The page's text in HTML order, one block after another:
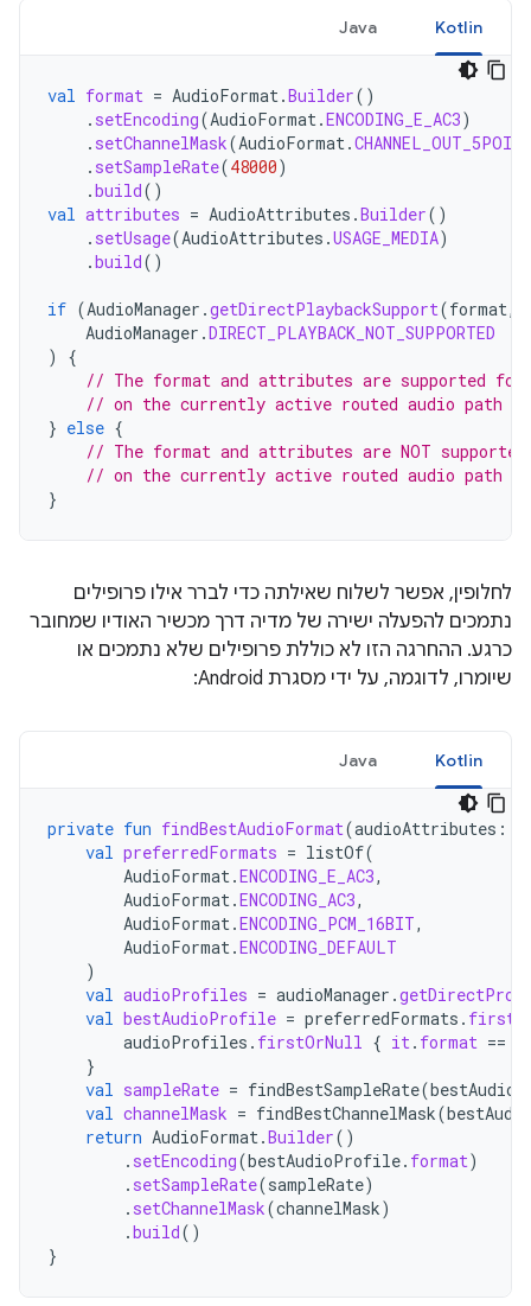
Kotlin
Java
val format = AudioFormat.Builder()
. setEncoding(AudioFormat.ENCODING_E_AC3)
. setChannelMask(AudioFormat.
. setSampleRate(48000)
.build()
val attributes = AudioAttributes .Builder()
. setUsage(AudioAttributes .USAGE_MEDIA)
.build()
if (AudioManager .getDirectPlaybackSupport(format,
AudioManager .DIRECT_PLAYBACK_NOT_SUPPORTED
)
{
// The format and attributes are supported for
// on the currently active routed audio path
} else {
// The format and attributes are NOT
// on the currently active routed audio path
}
לחלופין, אפשר לשלוח שאילתה כדי לברר אילו פרופילים
נתמכים להפעלה ישירה של מדיה דרך מכשיר האודיו שמחובר
כרגע. ההחרגה הזו לא כוללת פרופילים שלא נתמכים או
שיומרו, לדוגמה, על ידי מסגרת Android:
Kotlin
Java
private fun findBestAudioFormat(audioAttributes :
val preferredFormats = listOf(
AudioFormat.ENCODING_E_AC3,
AudioFormat.ENCODING_AC3,
AudioFormat.ENCODING_PCM_16BIT,
AudioFormat.ENCODING_DEFAULT
)
val audioProfiles = audioManager .
val bestAudioProfile = preferredFormats .
audioProfiles . firstOrNull { it. format ==
}
val sampleRate = findBestSampleRate(
val channelMask = findBestChannelMask(
return AudioFormat.Builder()
. setEncoding(bestAudioProfile. format)
. setSampleRate(sampleRate)
. setChannelMask(channelMask)
.build()
}